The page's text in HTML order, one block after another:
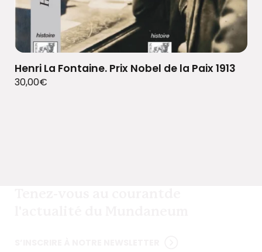
Henri La Fontaine. Prix Nobel de la Paix 1913
30,00€